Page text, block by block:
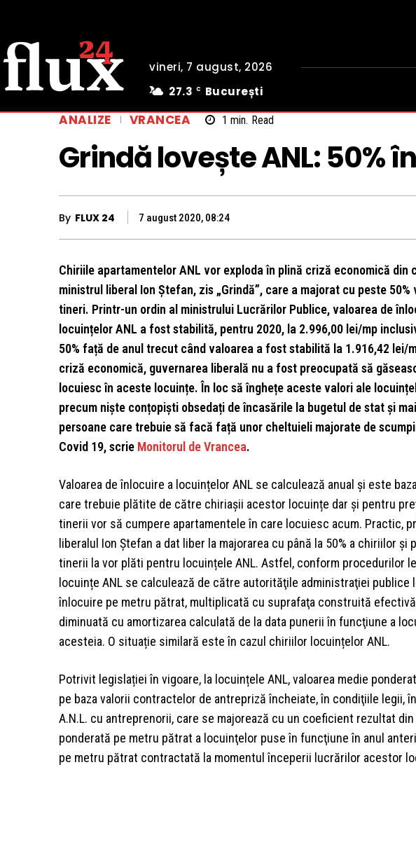
vineri, 7 august, 2026
27.3 C București
ANALIZE VRANCEA 1 min. Read
Grindă lovește ANL: 50%
By FLUX 24 7 august 2020, 08:24
Chiriile apartamentelor ANL vor exploda în plină criză economică din
ministrul liberal Ion Ștefan, zis „Grindă”, care a majorat cu peste
tineri. Printr-un ordin al ministrului Lucrărilor Publice, valoarea de
locuințelor ANL a fost stabilită, pentru 2020, la 2.996,00 lei/mp
50% față de anul trecut când valoarea a fost stabilită la 1.916,42 lei/
criză economică, guvernarea liberală nu a fost preocupată să
locuiesc în aceste locuințe. În loc să înghețe aceste valori ale
precum niște conțopiști obsedați de încasările la bugetul de stat și
persoane care trebuie să facă față unor cheltuieli majorate de
Covid 19, scrie Monitorul de Vrancea.
Valoarea de înlocuire a locuințelor ANL se calculează anual și este
care trebuie plătite de către chiriașii acestor locuințe dar și pentru
tinerii vor să cumpere apartamentele în care locuiesc acum. Practic,
liberalul Ion Ștefan a dat liber la majorarea cu până la 50% a chiriilor și
tinerii la vor plăti pentru locuințele ANL. Astfel, conform procedurilor
locuințe ANL se calculează de către autorităţile administraţiei publice
înlocuire pe metru pătrat, multiplicată cu suprafaţa construită
diminuată cu amortizarea calculată de la data punerii în funcţiune a
acesteia. O situație similară este în cazul chiriilor locuințelor ANL.
Potrivit legislației în vigoare, la locuințele ANL, valoarea medie
pe baza valorii contractelor de antrepriză încheiate, în condiţiile legii,
A.N.L. cu antreprenorii, care se majorează cu un coeficient rezultat
ponderată pe metru pătrat a locuinţelor puse în funcţiune în anul
pe metru pătrat contractată la momentul începerii lucrărilor acestor